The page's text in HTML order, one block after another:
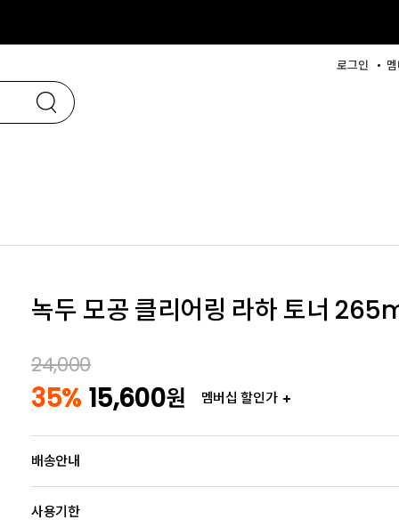
로그인
녹두 모공 클리어링 라하 토너
24,000
35% 15,600원 멤버십 할인가
배송안내
사용기한